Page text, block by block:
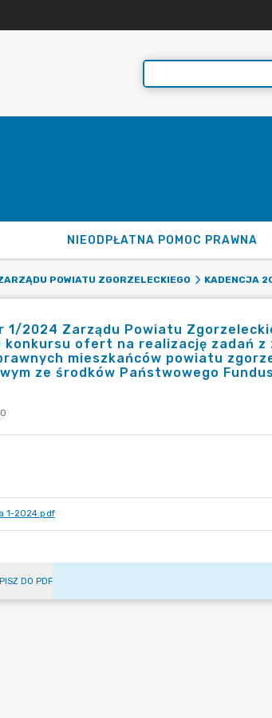
NIEODPŁATNA POMOC PRAWNA
POWIATU ZGORZELECKIEGO KADENCJA
1/2024 Zarządu Powiatu
ofert na realizację zadań z
mieszkańców powiatu
ze środków Państwowego
1-2024.pdf
DO PDF